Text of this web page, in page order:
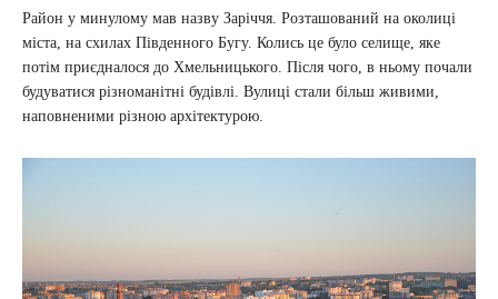
Район у минулому мав назву Заріччя. Розташований на околиці
міста, на схилах Південного Бугу. Колись це було селище, яке
потім приєдналося до Хмельницького. Після чого, в ньому почали
будуватися різноманітні будівлі. Вулиці стали більш живими,
наповненими різною архітектурою.